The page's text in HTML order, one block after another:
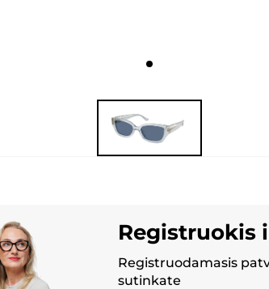
Registruokis
Registruodamasis
sutinkate